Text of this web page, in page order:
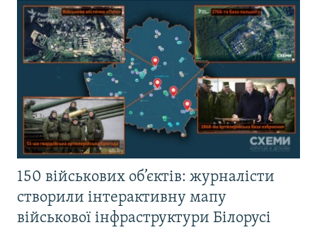
150 військових об’єктів: журналісти
створили інтерактивну мапу
військової інфраструктури Білорусі